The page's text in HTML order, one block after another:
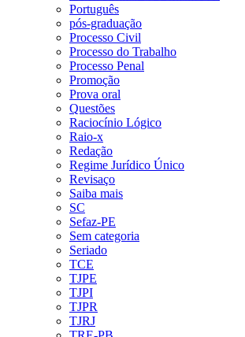
Português
pós-graduação
Processo Civil
Processo do Trabalho
Processo Penal
Promoção
Prova oral
Questões
Raciocínio Lógico
Raio-x
Redação
Regime Jurídico Único
Revisaço
Saiba mais
SC
Sefaz-PE
Sem categoria
Seriado
TCE
TJPE
TJPI
TJPR
TJRJ